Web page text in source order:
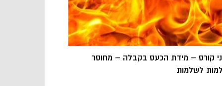
קורס – מידת הכעס בקבלה – מחוסר
לשלמות